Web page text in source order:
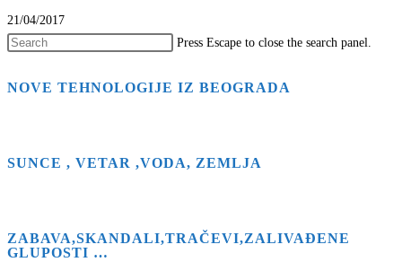
21/04/2017
Press Escape to close the search panel.
NOVE TEHNOLOGIJE IZ BEOGRADA
SUNCE , VETAR ,VODA, ZEMLJA
ZABAVA,SKANDALI,TRAČEVI,ZALIVAĐENE
GLUPOSTI …